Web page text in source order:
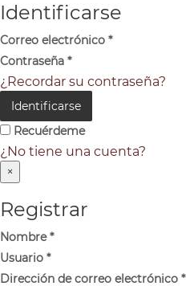
Identificarse
Correo electrónico *
Contraseña *
¿Recordar su contraseña?
Identificarse
Recuérdeme
¿No tiene una cuenta?
×
Registrar
Nombre*
Usuario *
Dirección de correo electrónico *